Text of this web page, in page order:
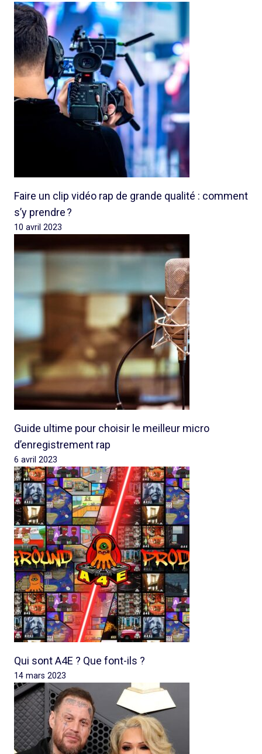
Faire un clip vidéo rap de grande qualité : comment
s’y prendre ?
10 avril 2023
Guide ultime pour choisir le meilleur micro
d’enregistrement rap
6 avril 2023
Qui sont A4E ? Que font-ils ?
14 mars 2023